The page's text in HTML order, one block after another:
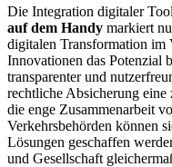
Die Integration digitaler
auf dem Handy markiert
digitalen Transformation im
Innovationen das Potenzial
transparenter und
rechtliche Absicherung
die enge Zusammenarbeit
Verkehrsbehörden können
Lösungen geschaffen
und Gesellschaft